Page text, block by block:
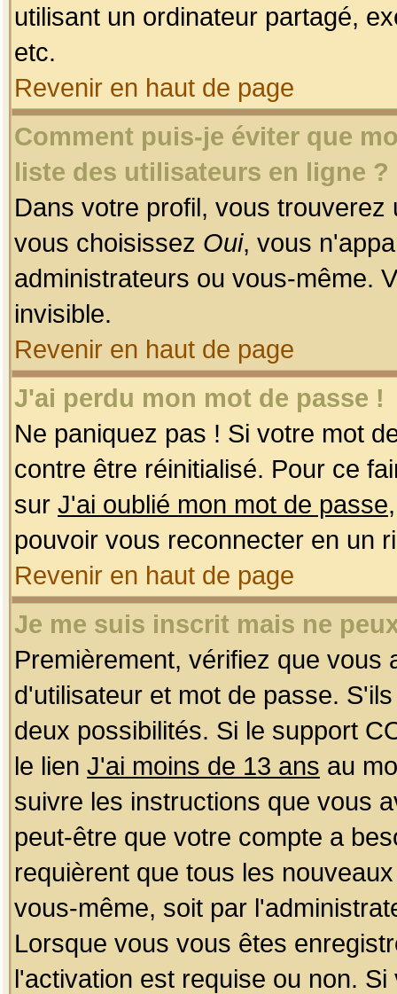
utilisant un ordinateur partagé,
etc.
Revenir en haut de page
Comment puis-je éviter que
liste des utilisateurs en ligne ?
Dans votre profil, vous
vous choisissez Oui, vous
administrateurs ou vous-même.
invisible.
Revenir en haut de page
J'ai perdu mon mot de passe !
Ne paniquez pas ! Si votre mot
contre être réinitialisé. Pour ce
sur J'ai oublié mon mot de passe
pouvoir vous reconnecter en un
Revenir en haut de page
Je me suis inscrit mais ne
Premièrement, vérifiez que
d'utilisateur et mot de passe.
deux possibilités. Si le support
le lien J'ai moins de 13 ans au
suivre les instructions que vous
peut-être que votre compte a
requièrent que tous les
vous-même, soit par
Lorsque vous vous êtes
l'activation est requise ou non.